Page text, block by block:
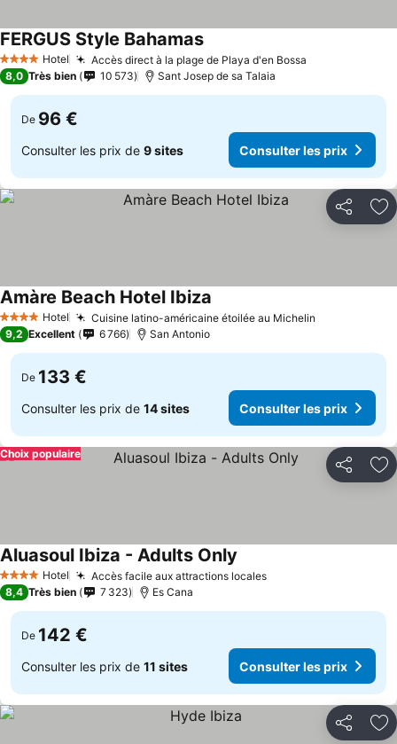
4 Étoiles Hotel Accès direct à la plage de Playa d'en Bossa
FERGUS Style Bahamas
8,0 Très bien 10 573 Sant Josep de sa Talaia
De 96 €
Consulter les prix de 9 sites Consulter les prix
Partager
4 Étoiles Hotel Cuisine latino-américaine étoilée au Michelin
Amàre Beach Hotel Ibiza
9,2 Excellent 6 766 San Antonio
De 133 €
Consulter les prix de 14 sites Consulter les prix
Partager
Choix populaire
4 Étoiles Hotel Accès facile aux attractions locales
Aluasoul Ibiza - Adults Only
8,4 Très bien 7 323 Es Cana
De 142 €
Consulter les prix de 11 sites Consulter les prix
Partager